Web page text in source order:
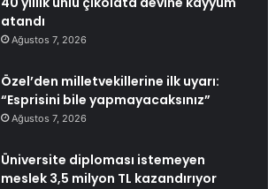
atandı
Ağustos 7, 2026
Özel’den milletvekillerine ilk uyarı:
“Esprisini bile yapmayacaksınız”
Ağustos 7, 2026
Üniversite diploması istemeyen
meslek 3,5 milyon TL kazandırıyor